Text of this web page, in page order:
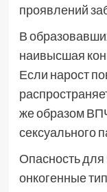
проявлений
В
наивысшая
Если нарост
же образом
сексуального
Опасность
онкогенные